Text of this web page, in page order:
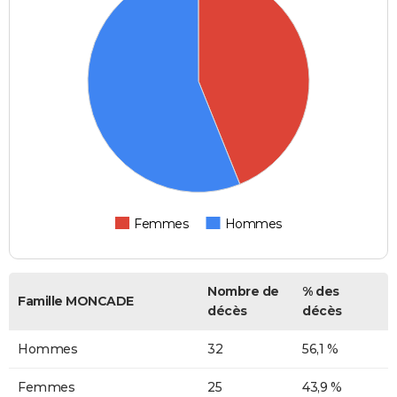
Femmes Hommes
Famille MONCADE
Nombre de
décès
% des
décès
Hommes 32 56,1 %
Femmes 25 43,9 %